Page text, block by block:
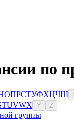
по
ОПРСТУФХЦЧШ
TUVWX Y Z
группы